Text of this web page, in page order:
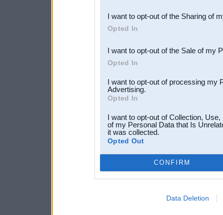
Downstream Participants
third parties.
I want to opt-out of the Sharing of
Opted In
I want to opt-out of the Sale of my
Opted In
I want to opt-out of processing my
Advertising.
Opted In
I want to opt-out of Collection,
of my Personal Data that Is
it was collected.
Opted Out
CONFIRM
Data Deletion